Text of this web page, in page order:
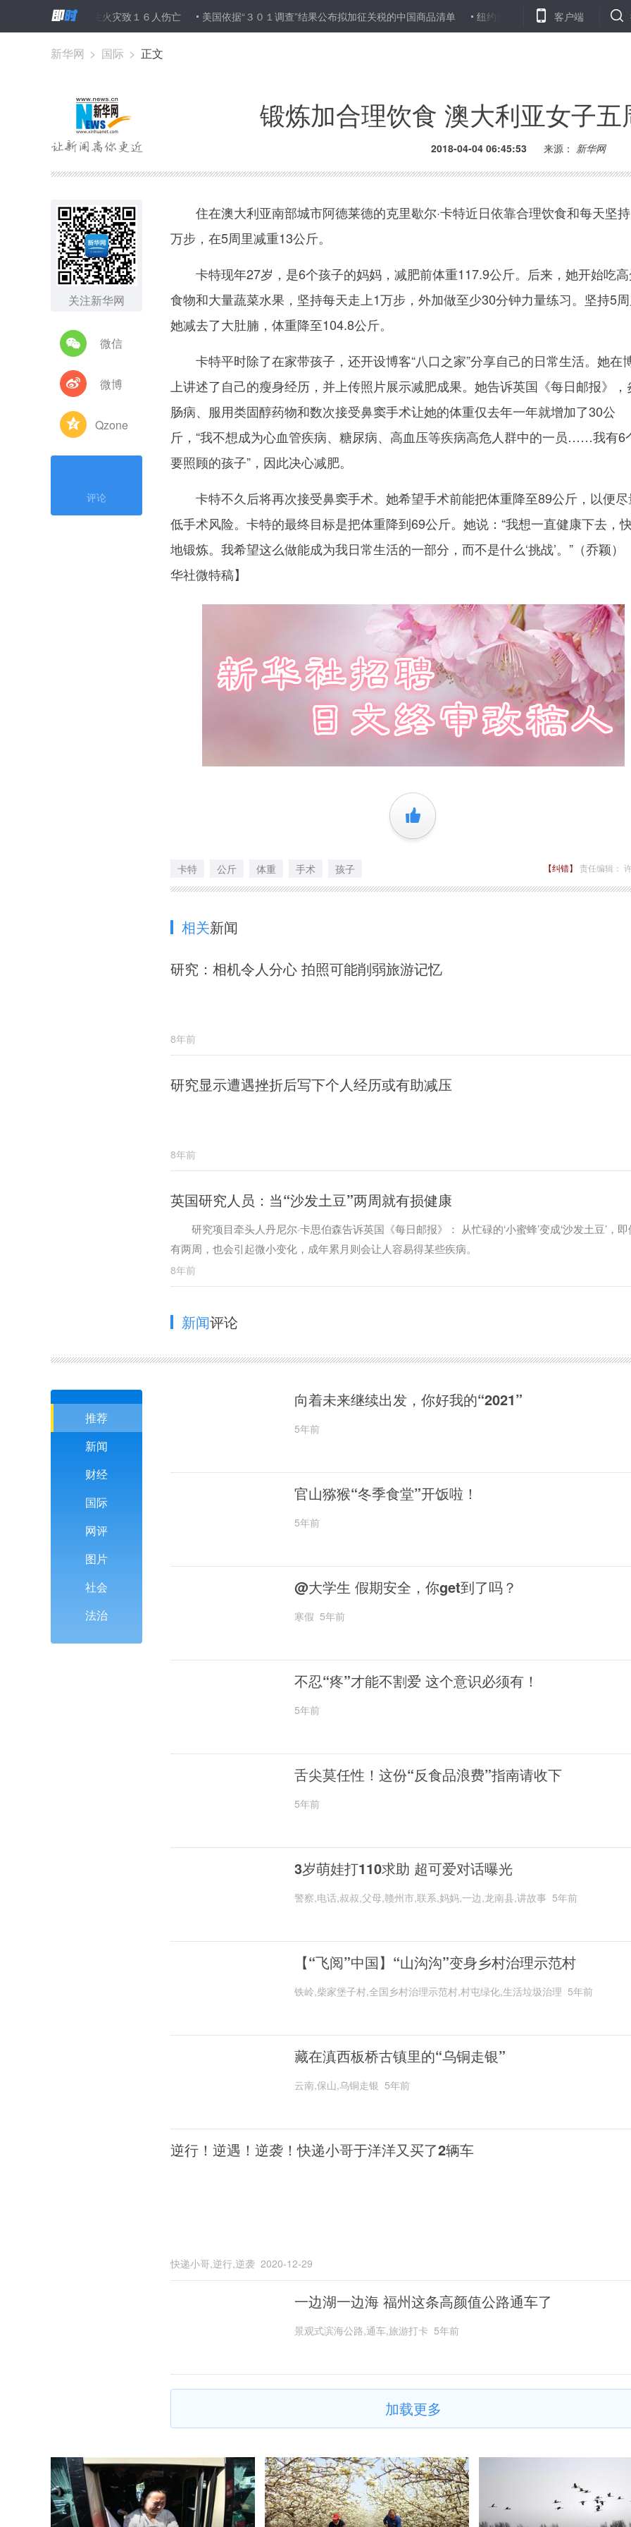
一茶室发生火灾致１６人伤亡 美国依据“３０１调查”结果公布拟加征关税的中国商品清单 纽约股市三大股指３日上涨 古特雷斯呼
客户端
新华网 > 国际 > 正文
锻炼加合理饮食 澳大利亚女子
2018-04-04 06:45:53 来源： 新华网
关注新华网
微信
微博
Qzone
评论
住在澳大利亚南部城市阿德莱德的克里歇尔·卡特近日依靠合理饮食和每天坚
万步，在5周里减重13公斤。
卡特现年27岁，是6个孩子的妈妈，减肥前体重117.9公斤。后来，她开始吃
食物和大量蔬菜水果，坚持每天走上1万步，外加做至少30分钟力量练习。坚持5
她减去了大肚腩，体重降至104.8公斤。
卡特平时除了在家带孩子，还开设博客“八口之家”分享自己的日常生活。她在
上讲述了自己的瘦身经历，并上传照片展示减肥成果。她告诉英国《每日邮报》，
肠病、服用类固醇药物和数次接受鼻窦手术让她的体重仅去年一年就增加了30公
斤，“我不想成为心血管疾病、糖尿病、高血压等疾病高危人群中的一员……我有6
要照顾的孩子”，因此决心减肥。
卡特不久后将再次接受鼻窦手术。她希望手术前能把体重降至89公斤，以便尽
低手术风险。卡特的最终目标是把体重降到69公斤。她说：“我想一直健康下去，
地锻炼。我希望这么做能成为我日常生活的一部分，而不是什么‘挑战’。”（乔颖）
华社微特稿】
+1
卡特 公斤 体重 手术 孩子 【纠错】 责任编辑：
相关新闻
研究：相机令人分心 拍照可能削弱旅游记忆
8年前
研究显示遭遇挫折后写下个人经历或有助减压
8年前
英国研究人员：当“沙发土豆”两周就有损健康
研究项目牵头人丹尼尔·卡思伯森告诉英国《每日邮报》： 从忙碌的‘小蜜蜂’变成‘沙发土豆’，
有两周，也会引起微小变化，成年累月则会让人容易得某些疾病。
8年前
新闻评论
推荐
新闻
财经
国际
网评
图片
社会
法治
向着未来继续出发，你好我的“2021”
5年前
官山猕猴“冬季食堂”开饭啦！
5年前
@大学生 假期安全，你get到了吗？
寒假 5年前
不忍“疼”才能不割爱 这个意识必须有！
5年前
舌尖莫任性！这份“反食品浪费”指南请收下
5年前
3岁萌娃打110求助 超可爱对话曝光
警察,电话,叔叔,父母,赣州市,联系,妈妈,一边,龙南县,讲故事 5年前
【“飞阅”中国】“山沟沟”变身乡村治理示范村
铁岭,柴家堡子村,全国乡村治理示范村,村屯绿化,生活垃圾治理 5年前
藏在滇西板桥古镇里的“乌铜走银”
云南,保山,乌铜走银 5年前
逆行！逆遇！逆袭！快递小哥于洋洋又买了2辆车
快递小哥,逆行,逆袭 2020-12-29
一边湖一边海 福州这条高颜值公路通车了
景观式滨海公路,通车,旅游打卡 5年前
加载更多